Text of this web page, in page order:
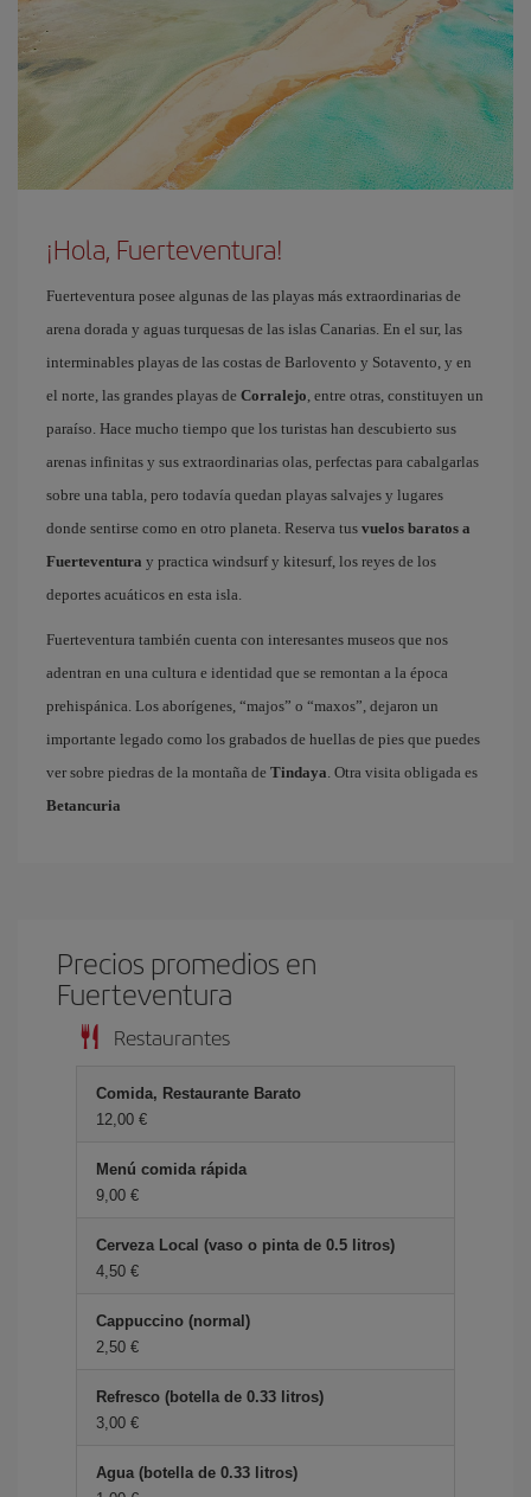
¡Hola, Fuerteventura!
Fuerteventura posee algunas de las playas más extraordinarias de
arena dorada y aguas turquesas de las islas Canarias. En el sur, las
interminables playas de las costas de Barlovento y Sotavento, y en
el norte, las grandes playas de Corralejo , entre otras, constituyen un
paraíso. Hace mucho tiempo que los turistas han descubierto sus
arenas infinitas y sus extraordinarias olas, perfectas para cabalgarlas
sobre una tabla, pero todavía quedan playas salvajes y lugares
donde sentirse como en otro planeta. Reserva tus vuelos baratos a
Fuerteventura y practica windsurf y kitesurf, los reyes de los
deportes acuáticos en esta isla.
Fuerteventura también cuenta con interesantes museos que nos
adentran en una cultura e identidad que se remontan a la época
prehispánica. Los aborígenes, “majos” o “maxos”, dejaron un
importante legado como los grabados de huellas de pies que puedes
ver sobre piedras de la montaña de Tindaya . Otra visita obligada es
Betancuria
Precios promedios en
Fuerteventura
Restaurantes
Comida, Restaurante Barato
12,00 €
Menú comida rápida
9,00 €
Cerveza Local (vaso o pinta de 0.5 litros)
4,50 €
Cappuccino (normal)
2,50 €
Refresco (botella de 0.33 litros)
3,00 €
Agua (botella de 0.33 litros)